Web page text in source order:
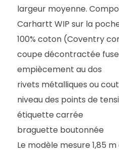
largeur moyenne.
Carhartt WIP sur la
100% coton (Coventry
coupe décontractée
empiècement au dos
rivets métalliques ou
niveau des points de
étiquette carrée
braguette boutonnée
Le modèle mesure 1,85